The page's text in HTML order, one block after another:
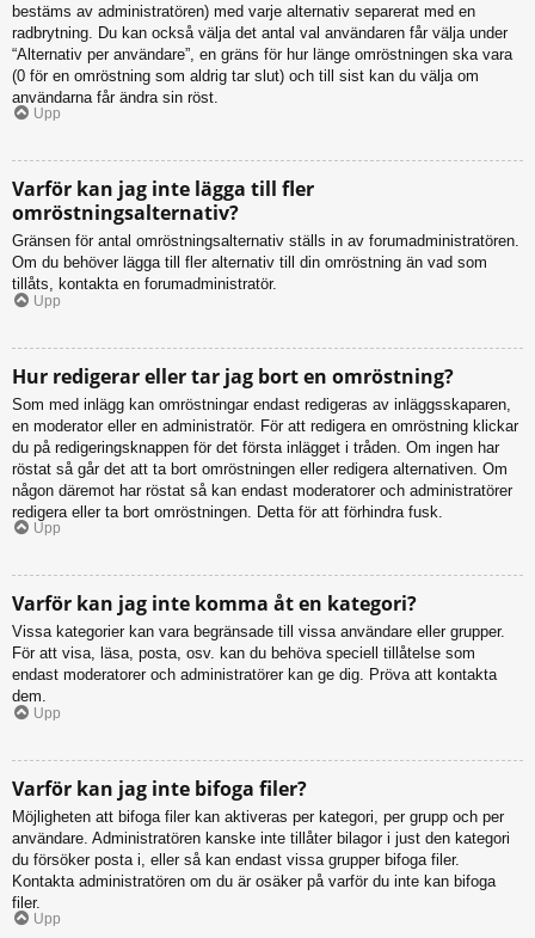
bestäms av administratören) med varje alternativ separerat med en
radbrytning. Du kan också välja det antal val användaren får välja under
“Alternativ per användare”, en gräns för hur länge omröstningen ska vara
(0 för en omröstning som aldrig tar slut) och till sist kan du välja om
användarna får ändra sin röst.
Upp
Varför kan jag inte lägga till fler
omröstningsalternativ?
Gränsen för antal omröstningsalternativ ställs in av forumadministratören.
Om du behöver lägga till fler alternativ till din omröstning än vad som
tillåts, kontakta en forumadministratör.
Upp
Hur redigerar eller tar jag bort en omröstning?
Som med inlägg kan omröstningar endast redigeras av inläggsskaparen,
en moderator eller en administratör. För att redigera en omröstning klickar
du på redigeringsknappen för det första inlägget i tråden. Om ingen har
röstat så går det att ta bort omröstningen eller redigera alternativen. Om
någon däremot har röstat så kan endast moderatorer och administratörer
redigera eller ta bort omröstningen. Detta för att förhindra fusk.
Upp
Varför kan jag inte komma åt en kategori?
Vissa kategorier kan vara begränsade till vissa användare eller grupper.
För att visa, läsa, posta, osv. kan du behöva speciell tillåtelse som
endast moderatorer och administratörer kan ge dig. Pröva att kontakta
dem.
Upp
Varför kan jag inte bifoga filer?
Möjligheten att bifoga filer kan aktiveras per kategori, per grupp och per
användare. Administratören kanske inte tillåter bilagor i just den kategori
du försöker posta i, eller så kan endast vissa grupper bifoga filer.
Kontakta administratören om du är osäker på varför du inte kan bifoga
filer.
Upp